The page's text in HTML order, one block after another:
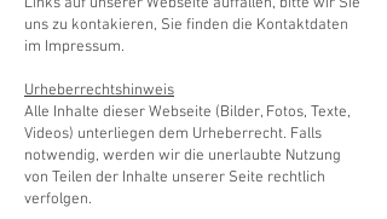
uns zu kontakieren, Sie finden die Kontaktdaten
im Impressum.
Urheberrechtshinweis
Alle Inhalte dieser Webseite (Bilder, Fotos, Texte,
Videos) unterliegen dem Urheberrecht. Falls
notwendig, werden wir die unerlaubte Nutzung
von Teilen der Inhalte unserer Seite rechtlich
verfolgen.